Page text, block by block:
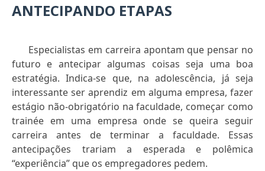
ANTECIPANDO ETAPAS
Especialistas em carreira apontam que pensar no
futuro e antecipar algumas coisas seja uma boa
estratégia. Indica-se que, na adolescência, já seja
interessante ser aprendiz em alguma empresa, fazer
estágio não-obrigatório na faculdade, começar como
trainée em uma empresa onde se queira seguir
carreira antes de terminar a faculdade. Essas
antecipações trariam a esperada e polêmica
“experiência” que os empregadores pedem.